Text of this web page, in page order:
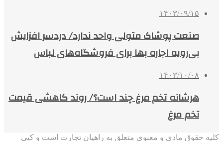
۱۴۰۳/۰۹/۱۵
صنعت پوشاک متولی واحد ندارد/ دردسر افزایش
بی‌رویه اجاره بها برای فروشگاه‌های لباس
۱۴۰۳/۱۰/۰۸
هرشانه تخم مرغ چند است؟/ روند کاهشی قیمت
تخم مرغ
کلیه حقوق مادی و معنوی متعلق به راهیان تجارت است و کپی